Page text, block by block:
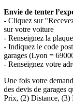
Envie de tenter
- Cliquez sur
sur votre voiture
- Renseignez la
- Indiquez le code
garages (Lyon =
- Renseignez votre
Une fois votre
des devis de garages
Prix, (2) Distance,